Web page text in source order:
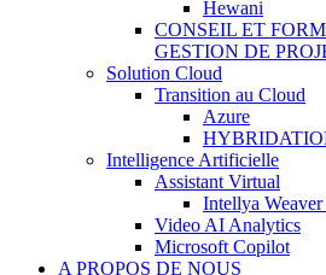
Hewani
CONSEIL ET
GESTION DE
Solution Cloud
Transition au Cloud
Azure
Intelligence Artificielle
Assistant Virtual
Intellya
Video AI Analytics
Microsoft Copilot
A PROPOS DE NOUS